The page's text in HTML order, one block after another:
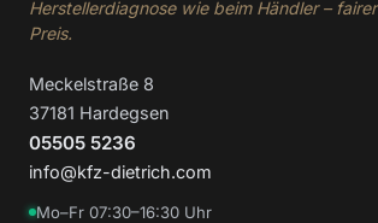
Herstellerdiagnose wie beim Händler – fairer
Preis.
Meckelstraße 8
37181 Hardegsen
05505 5236
info@kfz-dietrich.com
Mo–Fr 07:30–16:30 Uhr